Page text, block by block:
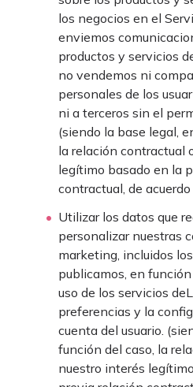
los negocios en el
enviemos
productos y servicios
no vendemos ni
personales de los
ni a terceros sin el
(siendo la base legal,
la relación contractual
legítimo basado en la
contractual, de
Utilizar los datos que
personalizar nuestras
marketing, incluidos
publicamos, en
uso de los servicios
preferencias y la
cuenta del usuario.
función del caso, la
nuestro interés